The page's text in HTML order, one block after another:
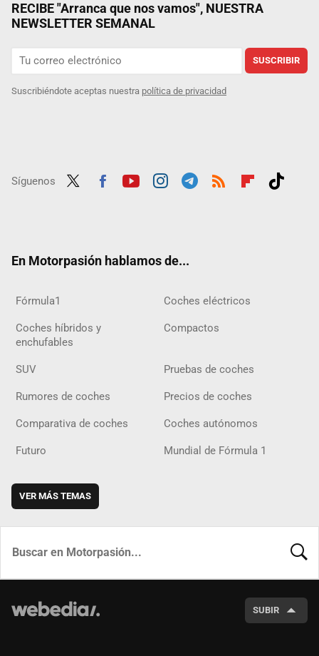
RECIBE "Arranca que nos vamos", NUESTRA
NEWSLETTER SEMANAL
SUSCRIBIR
Suscribiéndote aceptas nuestra política de privacidad
Síguenos
En Motorpasión hablamos de...
Fórmula1 Coches eléctricos
Coches híbridos y
enchufables
Compactos
SUV Pruebas de coches
Rumores de coches Precios de coches
Comparativa de coches Coches autónomos
Futuro Mundial de Fórmula 1
VER MÁS TEMAS
SUBIR